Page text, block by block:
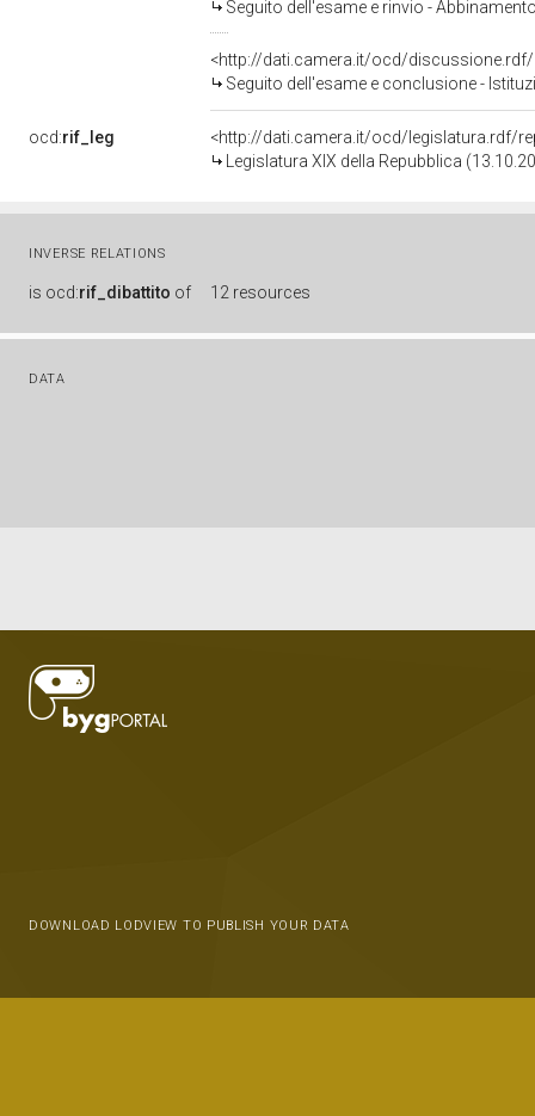
Seguito dell'esame e rinvio - Abbinamento delle proposte di legge C. 780 e
<http://dati.camera.it/ocd/discussione.rdf/
Seguito dell'esame e conclusione - Istituzione di una
ocd:rif_leg
<http://dati.camera.it/ocd/legislatura.rdf/
Legislatura XIX della Repubblica
INVERSE RELATIONS
is ocd:rif_dibattito of 12 resources
DATA
DOWNLOAD LODVIEW TO PUBLISH YOUR DATA